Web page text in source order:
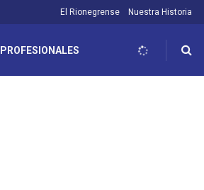
El Rionegrense Nuestra Historia
PROFESIONALES